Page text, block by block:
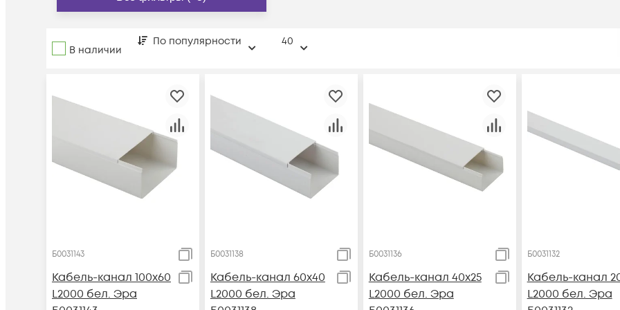
В наличии
По популярности 40
Б0031143
Кабель-канал 100х60
L2000 бел. Эра
Б0031138
Кабель-канал 60х40
L2000 бел. Эра
Б0031136
Кабель-канал 40х25
L2000 бел. Эра
Б0031132
Кабель-канал
L2000 бел. Эра